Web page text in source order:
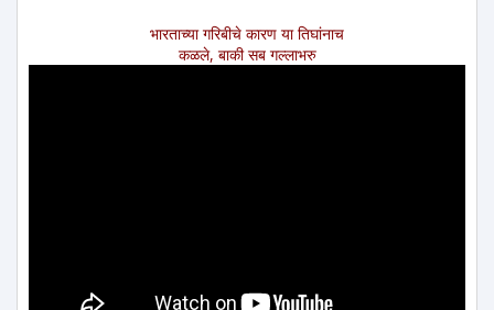
भारताच्या गरिबीचे कारण या तिघांनाच
कळले, बाकी सब गल्लाभरु